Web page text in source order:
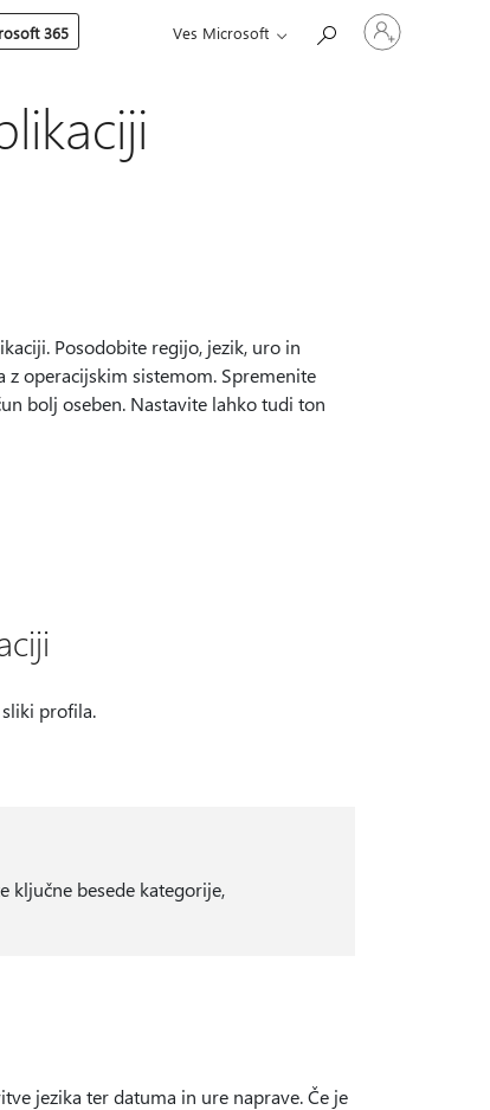
365 Ves Microsoft
Vpišite
se
Posodobite regijo, jezik, uro in
z operacijskim sistemom. Spremenite
bolj oseben. Nastavite lahko tudi ton
profila.
ključne besede kategorije,
jezika ter datuma in ure naprave. Če je